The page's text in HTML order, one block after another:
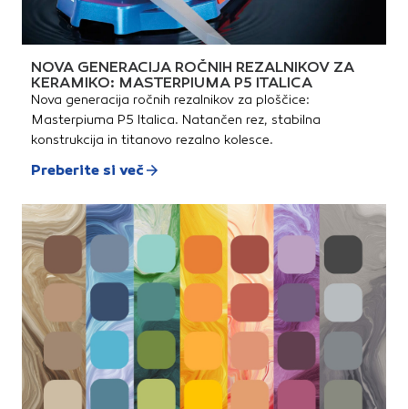
NOVA GENERACIJA ROČNIH REZALNIKOV ZA
KERAMIKO: MASTERPIUMA P5 ITALICA
Nova generacija ročnih rezalnikov za ploščice:
Masterpiuma P5 Italica. Natančen rez, stabilna
konstrukcija in titanovo rezalno kolesce.
Preberite si več